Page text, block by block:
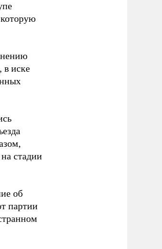
в иске
стадии
об
партии